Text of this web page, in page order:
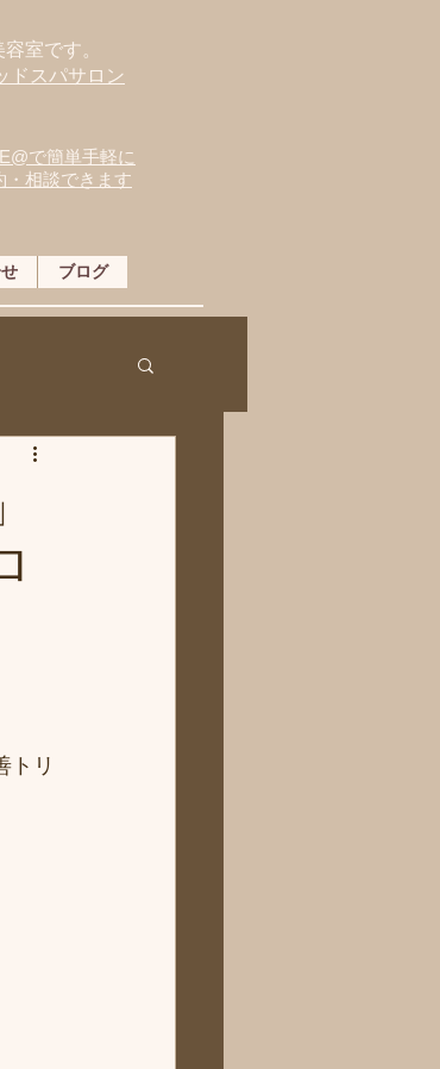
室です。
ドスパサロン
で簡単手軽に
・相談できます
ブログ
トリ